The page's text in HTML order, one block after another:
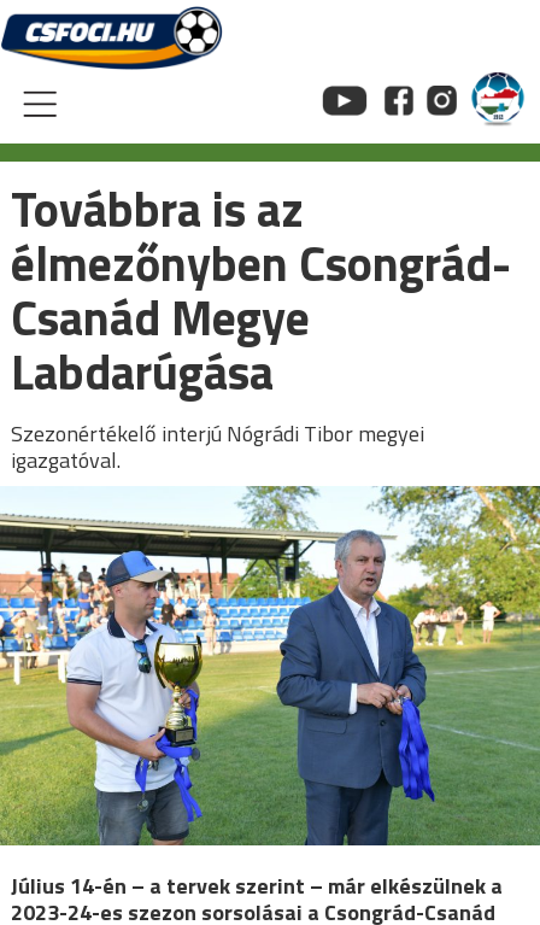
Skip
to
content
Továbbra is az
élmezőnyben Csongrád-
Csanád Megye
Labdarúgása
Szezonértékelő interjú Nógrádi Tibor megyei
igazgatóval.
Július 14-én – a tervek szerint – már elkészülnek a
2023-24-es szezon sorsolásai a Csongrád-Csanád